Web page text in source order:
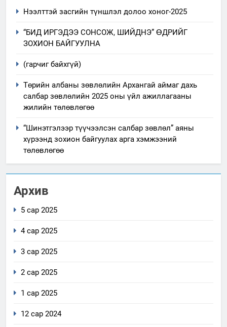
Нээлттэй засгийн түншлэл долоо хоног-2025
“БИД ИРГЭДЭЭ СОНСОЖ, ШИЙДНЭ” ӨДРИЙГ
ЗОХИОН БАЙГУУЛНА
(гарчиг байхгүй)
Төрийн албаны зөвлөлийн Архангай аймаг дахь
салбар зөвлөлийн 2025 оны үйл ажиллагааны
жилийн төлөвлөгөө
“Шинэтгэлээр түүчээлсэн салбар зөвлөл” аяны
хүрээнд зохион байгуулах арга хэмжээний
төлөвлөгөө
Архив
5 сар 2025
4 сар 2025
3 сар 2025
2 сар 2025
1 сар 2025
12 сар 2024